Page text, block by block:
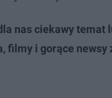
nas ciekawy temat
filmy i gorące newsy